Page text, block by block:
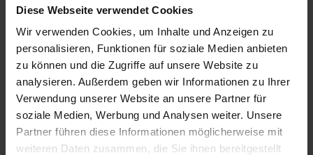
Diese Webseite verwendet Cookies
Wir verwenden Cookies, um Inhalte und Anzeigen zu
personalisieren, Funktionen für soziale Medien anbieten
zu können und die Zugriffe auf unsere Website zu
analysieren. Außerdem geben wir Informationen zu Ihrer
Verwendung unserer Website an unsere Partner für
soziale Medien, Werbung und Analysen weiter. Unsere
Partner führen diese Informationen möglicherweise mit
weiteren Daten zusammen, die Sie ihnen bereitgestellt